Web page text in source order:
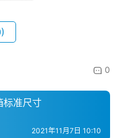
0
标准尺寸
2021年11月7日 10:10